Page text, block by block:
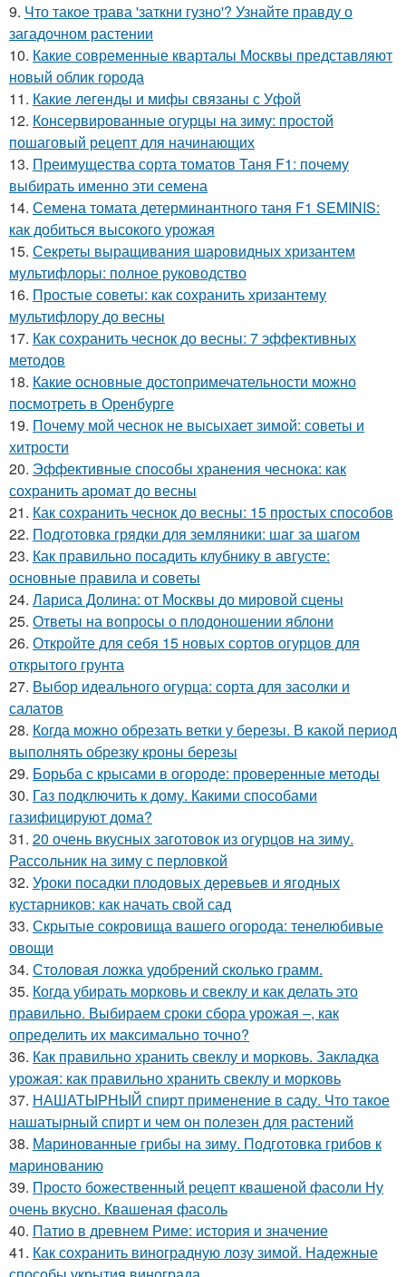
9. Что такое трава 'заткни гузно'? Узнайте правду о
загадочном растении
10. Какие современные кварталы Москвы представляют
новый облик города
11. Какие легенды и мифы связаны с Уфой
12. Консервированные огурцы на зиму: простой
пошаговый рецепт для начинающих
13. Преимущества сорта томатов Таня F1: почему
выбирать именно эти семена
14. Семена томата детерминантного таня F1 SEMINIS:
как добиться высокого урожая
15. Секреты выращивания шаровидных хризантем
мультифлоры: полное руководство
16. Простые советы: как сохранить хризантему
мультифлору до весны
17. Как сохранить чеснок до весны: 7 эффективных
методов
18. Какие основные достопримечательности можно
посмотреть в Оренбурге
19. Почему мой чеснок не высыхает зимой: советы и
хитрости
20. Эффективные способы хранения чеснока: как
сохранить аромат до весны
21. Как сохранить чеснок до весны: 15 простых способов
22. Подготовка грядки для земляники: шаг за шагом
23. Как правильно посадить клубнику в августе:
основные правила и советы
24. Лариса Долина: от Москвы до мировой сцены
25. Ответы на вопросы о плодоношении яблони
26. Откройте для себя 15 новых сортов огурцов для
открытого грунта
27. Выбор идеального огурца: сорта для засолки и
салатов
28. Когда можно обрезать ветки у березы. В какой период
выполнять обрезку кроны березы
29. Борьба с крысами в огороде: проверенные методы
30. Газ подключить к дому. Какими способами
газифицируют дома?
31. 20 очень вкусных заготовок из огурцов на зиму.
Рассольник на зиму с перловкой
32. Уроки посадки плодовых деревьев и ягодных
кустарников: как начать свой сад
33. Скрытые сокровища вашего огорода: тенелюбивые
овощи
34. Столовая ложка удобрений сколько грамм.
35. Когда убирать морковь и свеклу и как делать это
правильно. Выбираем сроки сбора урожая –, как
определить их максимально точно?
36. Как правильно хранить свеклу и морковь. Закладка
урожая: как правильно хранить свеклу и морковь
37. НАШАТЫРНЫЙ спирт применение в саду. Что такое
нашатырный спирт и чем он полезен для растений
38. Маринованные грибы на зиму. Подготовка грибов к
маринованию
39. Просто божественный рецепт квашеной фасоли Ну
очень вкусно. Квашеная фасоль
40. Патио в древнем Риме: история и значение
41. Как сохранить виноградную лозу зимой. Надежные